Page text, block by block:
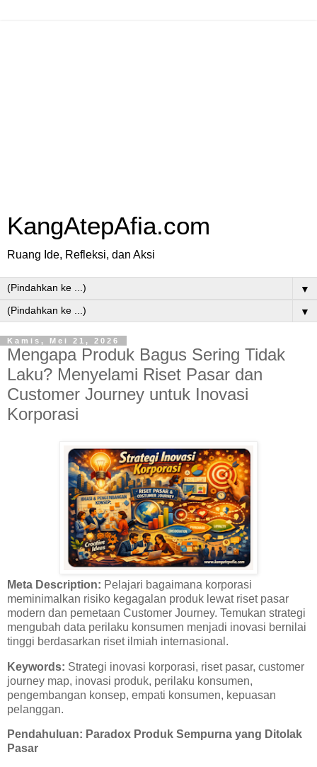
KangAtepAfia.com
Ruang Ide, Refleksi, dan Aksi
▼
▼
Kamis, Mei 21, 2026
Mengapa Produk Bagus Sering Tidak
Laku? Menyelami Riset Pasar dan
Customer Journey untuk Inovasi
Korporasi
Meta Description: Pelajari bagaimana korporasi
meminimalkan risiko kegagalan produk lewat riset pasar
modern dan pemetaan Customer Journey. Temukan strategi
mengubah data perilaku konsumen menjadi inovasi bernilai
tinggi berdasarkan riset ilmiah internasional.
Keywords: Strategi inovasi korporasi, riset pasar, customer
journey map, inovasi produk, perilaku konsumen,
pengembangan konsep, empati konsumen, kepuasan
pelanggan.
Pendahuluan: Paradox Produk Sempurna yang Ditolak
Pasar